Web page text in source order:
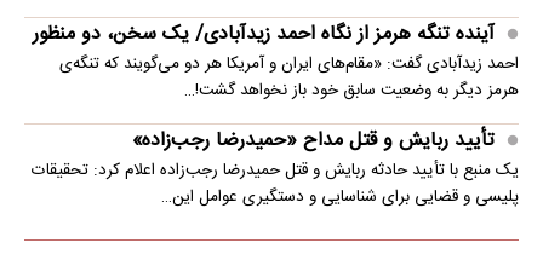
آینده تنگه هرمز از نگاه احمد زیدآبادی/ یک سخن، دو منظور
احمد زیدآبادی گفت: «مقام‌های ایران و آمریکا هر دو می‌گویند که تنگه‌ی
هرمز دیگر به وضعیت سابق خود باز نخواهد گشت!…
تأیید ربایش و قتل مداح «حمیدرضا رجب‌زاده»
یک منبع با تأیید حادثه ربایش و قتل حمیدرضا رجب‌زاده اعلام کرد: تحقیقات
پلیسی و قضایی برای شناسایی و دستگیری عوامل این…